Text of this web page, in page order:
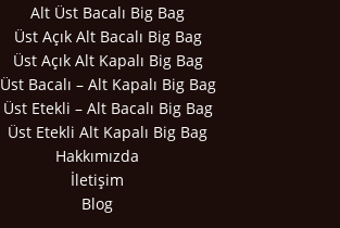
Alt Üst Bacalı Big Bag
Üst Açık Alt Bacalı Big Bag
Üst Açık Alt Kapalı Big Bag
Üst Bacalı – Alt Kapalı Big Bag
Üst Etekli – Alt Bacalı Big Bag
Üst Etekli Alt Kapalı Big Bag
Hakkımızda
İletişim
Blog